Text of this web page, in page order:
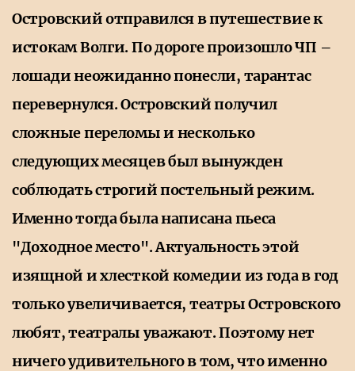
Островский отправился в путешествие к
истокам Волги. По дороге произошло ЧП –
лошади неожиданно понесли, тарантас
перевернулся. Островский получил
сложные переломы и несколько
следующих месяцев был вынужден
соблюдать строгий постельный режим.
Именно тогда была написана пьеса
"Доходное место". Актуальность этой
изящной и хлесткой комедии из года в год
только увеличивается, театры Островского
любят, театралы уважают. Поэтому нет
ничего удивительного в том, что именно